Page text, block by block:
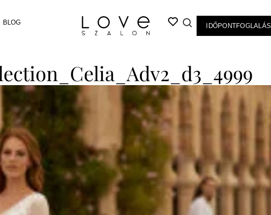
BLOG
IDŐPONTFOGLALÁS